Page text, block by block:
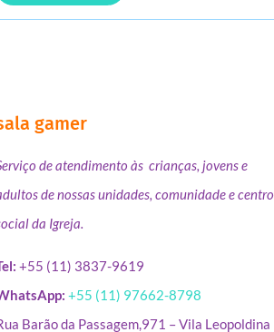
gamer
de atendimento às crianças, jovens e
de nossas unidades, comunidade e centro
da Igreja.
+55 (11) 3837-9619
+55 (11) 97662-8798
Barão da Passagem,971 – Vila Leopoldina